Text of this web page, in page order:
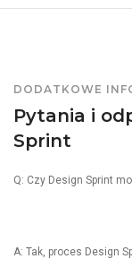
DODATKOWE
Pytania i
Sprint
Q: Czy Design Sprint
A: Tak, proces Design